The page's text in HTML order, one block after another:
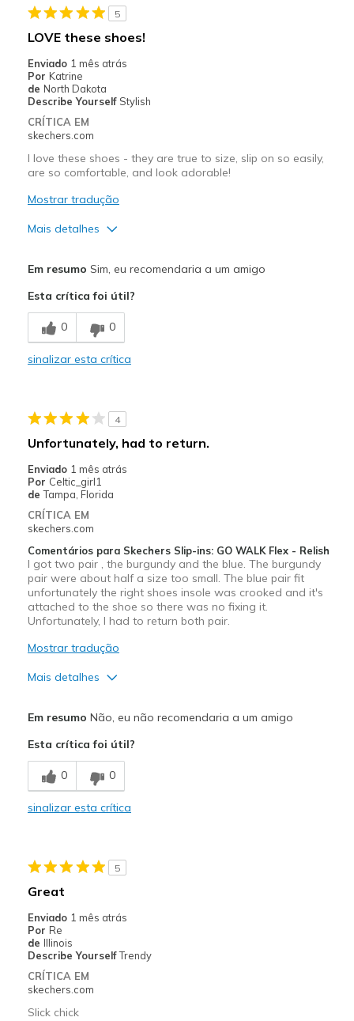
5
LOVE these shoes!
Enviado 1 mês atrás
Por Katrine
de North Dakota
Describe Yourself Stylish
CRÍTICA EM
skechers.com
I love these shoes - they are true to size, slip on so easily,
are so comfortable, and look adorable!
Mostrar tradução
Mais detalhes
Breathe Well
Comfortable
Contras
Melhores utilizações
Casual Wear
Travel
Width
Feels true to width
Sizing
Feels true to size
View On Shoes
I'm Really Into Shoes
Em resumo Sim, eu recomendaria a um amigo
Esta crítica foi útil?
0 0
sinalizar esta crítica
4
Unfortunately, had to return.
Enviado 1 mês atrás
Por Celtic_girl1
de Tampa, Florida
CRÍTICA EM
skechers.com
Comentários para Skechers Slip-ins: GO WALK Flex - Relish
I got two pair , the burgundy and the blue. The burgundy
pair were about half a size too small. The blue pair fit
unfortunately the right shoes insole was crooked and it's
attached to the shoe so there was no fixing it.
Unfortunately, I had to return both pair.
Mostrar tradução
Mais detalhes
Width
Sizing
View On Shoes
I'm Into Shoes
Em resumo Não, eu não recomendaria a um amigo
Esta crítica foi útil?
0 0
sinalizar esta crítica
5
Great
Enviado 1 mês atrás
Por Re
de Illinois
Describe YourselfTrendy
CRÍTICA EM
skechers.com
Slick chick